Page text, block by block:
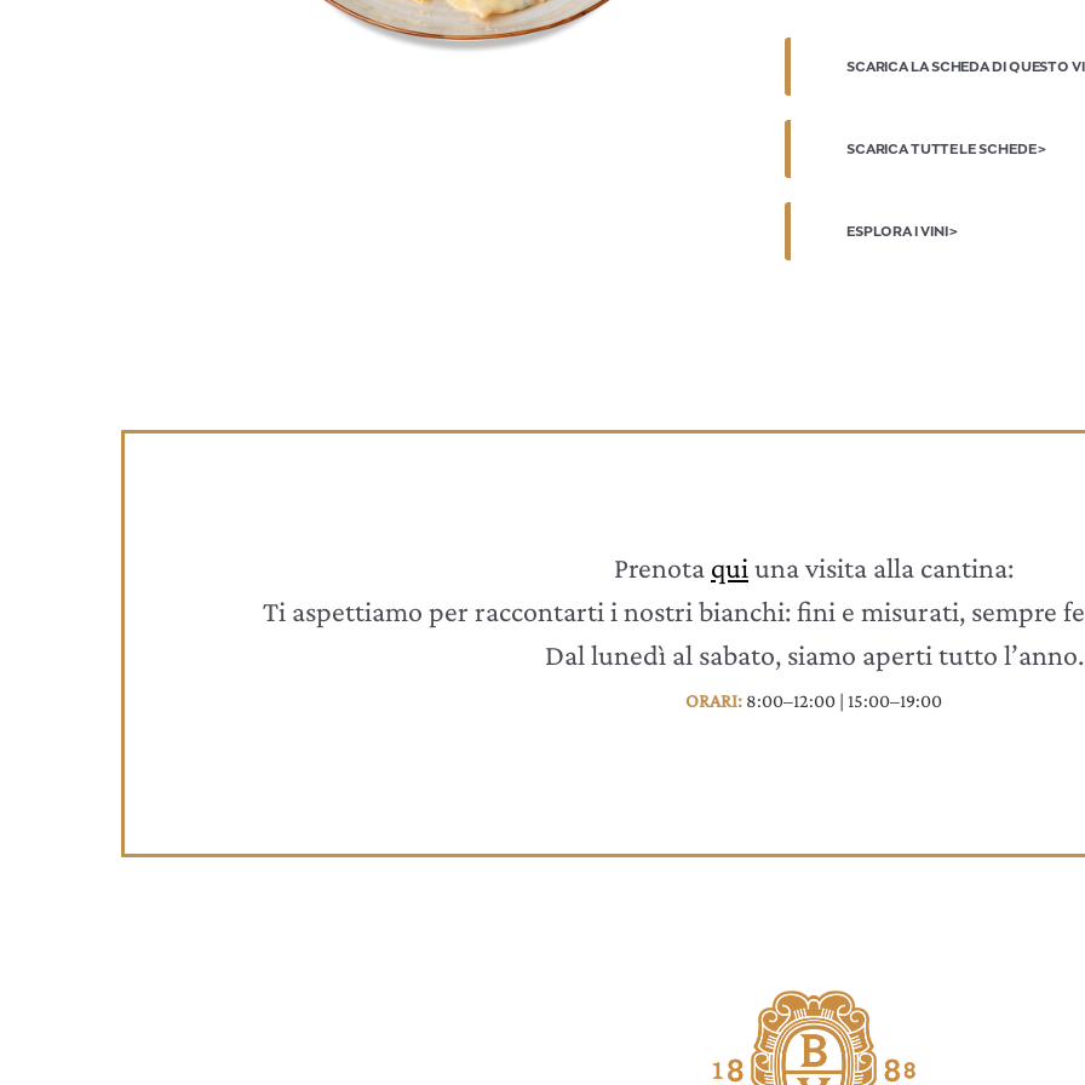
SCARICA LA SCHEDA DI QUESTO
SCARICA TUTTE LE SCHEDE >
ESPLORA I VINI >
Prenota qui una visita alla cantina:
Ti aspettiamo per raccontarti i nostri bianchi: fini e misurati, sempre
Dal lunedì al sabato, siamo aperti tutto l’anno.
ORARI: 8:00–12:00 | 15:00–19:00